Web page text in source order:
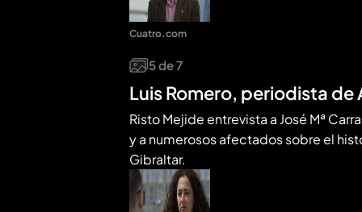
5de7
Luis Romero, periodista de
Risto Mejide entrevista a José Mª
y a numerosos afectados sobre el
Gibraltar.
Cuatro.com